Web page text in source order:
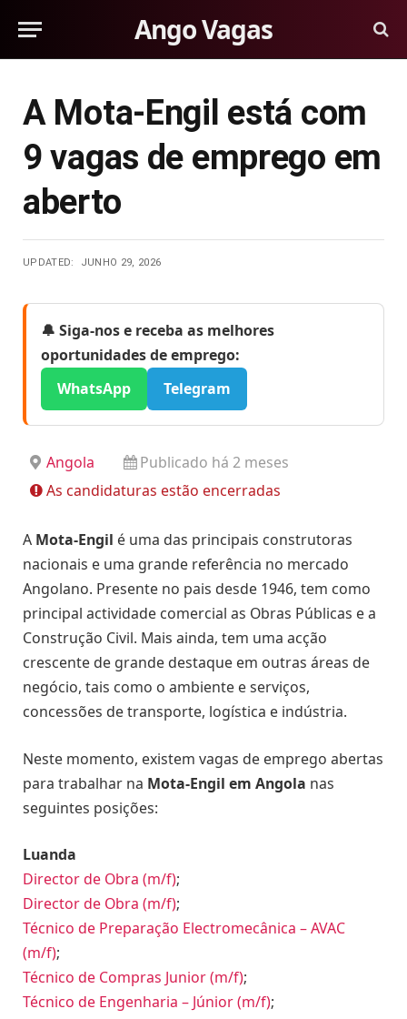
Ango Vagas
A Mota-Engil está com
9 vagas de emprego em
aberto
UPDATED: JUNHO 29, 2026
🔔 Siga-nos e receba as melhores
oportunidades de emprego:
WhatsApp
Telegram
Angola
Publicado há 2 meses
As candidaturas estão encerradas
A Mota-Engil é uma das principais construtoras
nacionais e uma grande referência no mercado
Angolano. Presente no pais desde 1946, tem como
principal actividade comercial as Obras Públicas e a
Construção Civil. Mais ainda, tem uma acção
crescente de grande destaque em outras áreas de
negócio, tais como o ambiente e serviços,
concessões de transporte, logística e indústria.
Neste momento, existem vagas de emprego abertas
para trabalhar na Mota-Engil em Angola nas
seguintes posições:
Luanda
Director de Obra (m/f);
Director de Obra (m/f);
Técnico de Preparação Electromecânica – AVAC
(m/f);
Técnico de Compras Junior (m/f);
Técnico de Engenharia – Júnior (m/f);